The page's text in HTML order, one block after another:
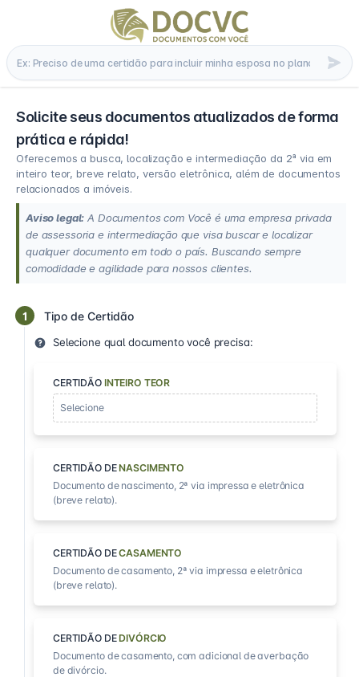
Solicite seus documentos atualizados de forma
prática e rápida!
Oferecemos a busca, localização e intermediação da 2ª via em
inteiro teor, breve relato, versão eletrônica, além de documentos
relacionados a imóveis.
Aviso legal: A Documentos com Você é uma empresa privada
de assessoria e intermediação que visa buscar e localizar
qualquer documento em todo o país. Buscando sempre
comodidade e agilidade para nossos clientes.
1 Tipo de Certidão
Selecione qual documento você precisa:
CERTIDÃO INTEIRO TEOR
Selecione
CERTIDÃO DENASCIMENTO
Documento de nascimento, 2ª via impressa e eletrônica
(breve relato).
CERTIDÃO DECASAMENTO
Documento de casamento, 2ª via impressa e eletrônica
(breve relato).
CERTIDÃO DEDIVÓRCIO
Documento de casamento, com adicional de averbação
de divórcio.